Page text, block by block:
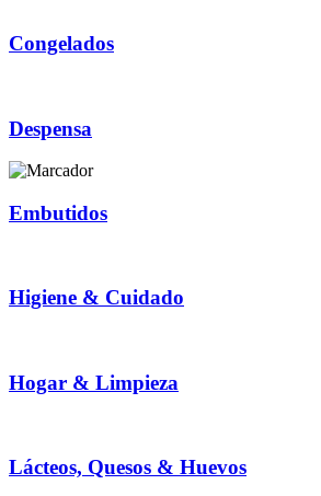
Congelados
Despensa
Embutidos
Higiene & Cuidado
Hogar & Limpieza
Lácteos, Quesos & Huevos